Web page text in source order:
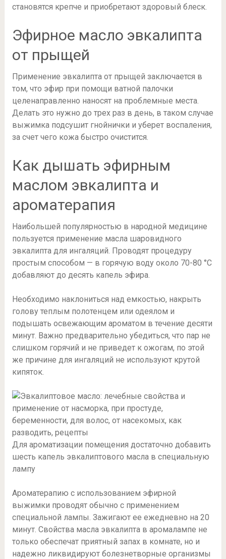
становятся крепче и приобретают здоровый блеск.
Эфирное масло эвкалипта
от прыщей
Применение эвкалипта от прыщей заключается в
том, что эфир при помощи ватной палочки
целенаправленно наносят на проблемные места.
Делать это нужно до трех раз в день, в таком случае
выжимка подсушит гнойнички и уберет воспаления,
за счет чего кожа быстро очистится.
Как дышать эфирным
маслом эвкалипта и
ароматерапия
Наибольшей популярностью в народной медицине
пользуется применение масла шаровидного
эвкалипта для ингаляций. Проводят процедуру
простым способом — в горячую воду около 70-80 °С
добавляют до десять капель эфира.
Необходимо наклониться над емкостью, накрыть
голову теплым полотенцем или одеялом и
подышать освежающим ароматом в течение десяти
минут. Важно предварительно убедиться, что пар не
слишком горячий и не приведет к ожогам, по этой
же причине для ингаляций не используют крутой
кипяток.
Для ароматизации помещения достаточно добавить
шесть капель эвкалиптового масла в специальную
лампу
Ароматерапию с использованием эфирной
выжимки проводят обычно с применением
специальной лампы. Зажигают ее ежедневно на 20
минут. Свойства масла эвкалипта в аромалампе не
только обеспечат приятный запах в комнате, но и
надежно ликвидируют болезнетворные организмы